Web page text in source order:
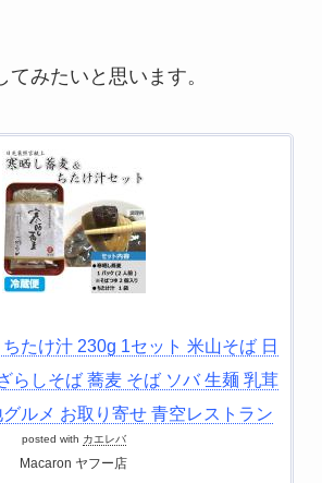
みたいと思います。
たけ汁 230g 1セット 米山そば 日
らしそば 蕎麦 そば ソバ 生麺 乳茸
ルメ お取り寄せ 青空レストラン
posted with カエレバ
Macaron ヤフー店